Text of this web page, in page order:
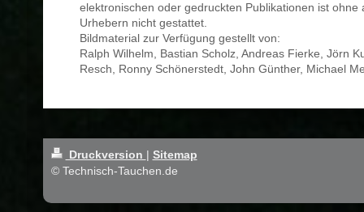
elektronischen oder gedruckten Publikationen ist
Urhebern nicht gestattet.
Bildmaterial zur Verfügung gestellt von:
Ralph Wilhelm, Bastian Scholz, Andreas Fierke, Jörn
Resch, Ronny Schönerstedt, John Günther, Michael
Druckversion | Sitemap
© Technisch-Tauchen.de